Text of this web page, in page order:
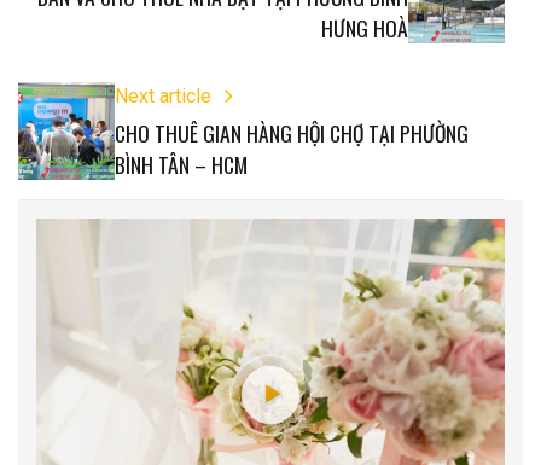
HƯNG HOÀ
Next article
CHO THUÊ GIAN HÀNG HỘI CHỢ TẠI PHƯỜNG
BÌNH TÂN – HCM